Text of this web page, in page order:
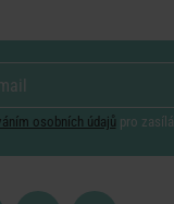
osobních údajů pro